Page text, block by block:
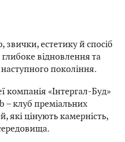
звички, естетику й спосіб
відновлення та
покоління.
компанія «Інтергал-Буд»
– клуб преміальних
які цінують камерність,